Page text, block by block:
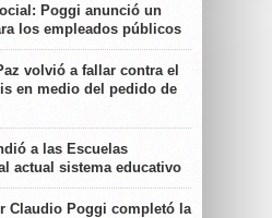
Poggi anunció un
los empleados públicos
volvió a fallar contra el
en medio del pedido de
a las Escuelas
actual sistema educativo
Claudio Poggi completó la